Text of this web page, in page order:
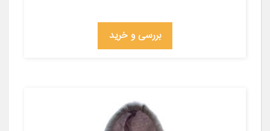
بررسی و خرید